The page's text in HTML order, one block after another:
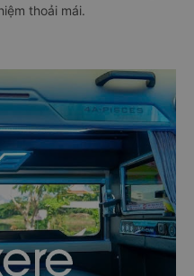
thoải mái.